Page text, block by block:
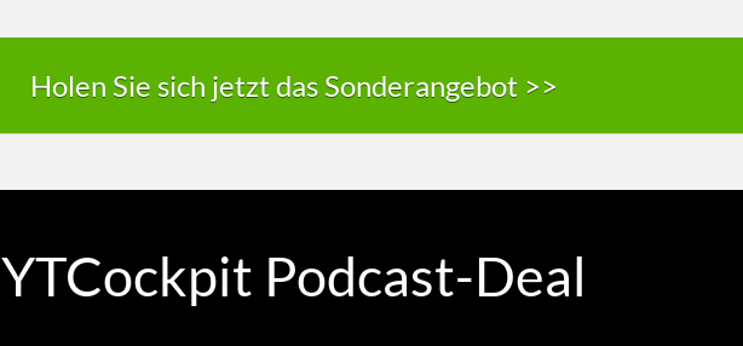
Holen Sie sich jetzt das Sonderangebot >>
YTCockpit Podcast-Deal